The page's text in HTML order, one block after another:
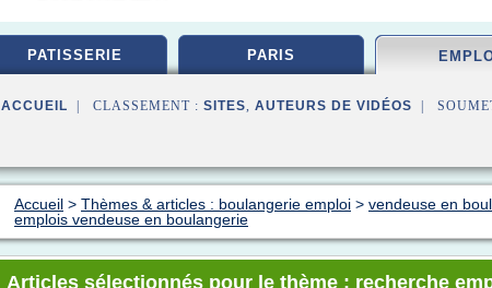
PATISSERIE PARIS
ACCUEIL | CLASSEMENT : SITES, AUTEURS DE VIDÉOS |
Accueil > Thèmes & articles : boulangerie emploi > vendeuse en
emplois vendeuse en boulangerie
Articles sélectionnés pour le thème : recherche